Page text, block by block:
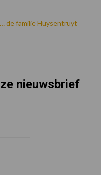
de familie Huysentruyt
nieuwsbrief